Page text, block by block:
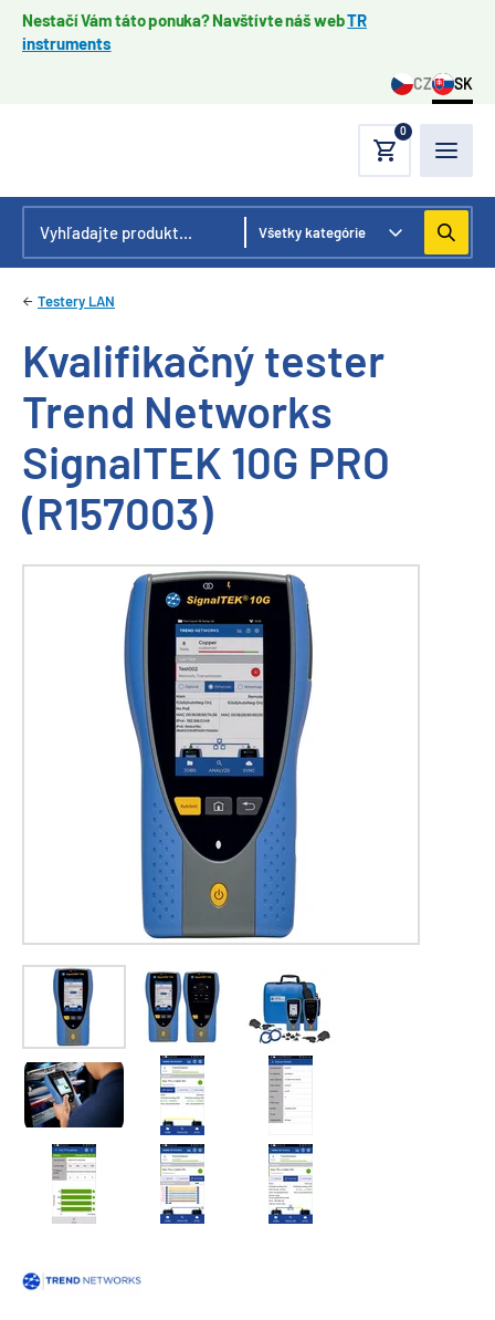
Nestačí Vám táto ponuka? Navštívte náš webTR
instruments
CZ SK
0
Testery LAN
Kvalifikačný tester
Trend Networks
SignalTEK 10G PRO
(R157003)